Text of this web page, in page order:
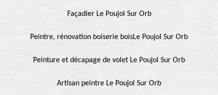
Façadier Le Poujol Sur Orb
Peintre, rénovation boiserie boisLe Poujol Sur Orb
Peinture et décapage de volet Le Poujol Sur Orb
Artisan peintre Le Poujol Sur Orb